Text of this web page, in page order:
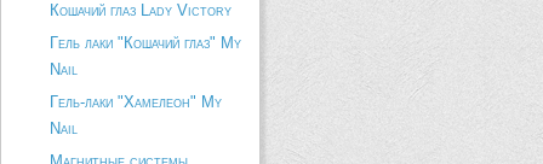
Кошачий глаз Lady Victory
Гель лаки "Кошачий глаз" My
Nail
Гель-лаки "Хамелеон" My
Nail